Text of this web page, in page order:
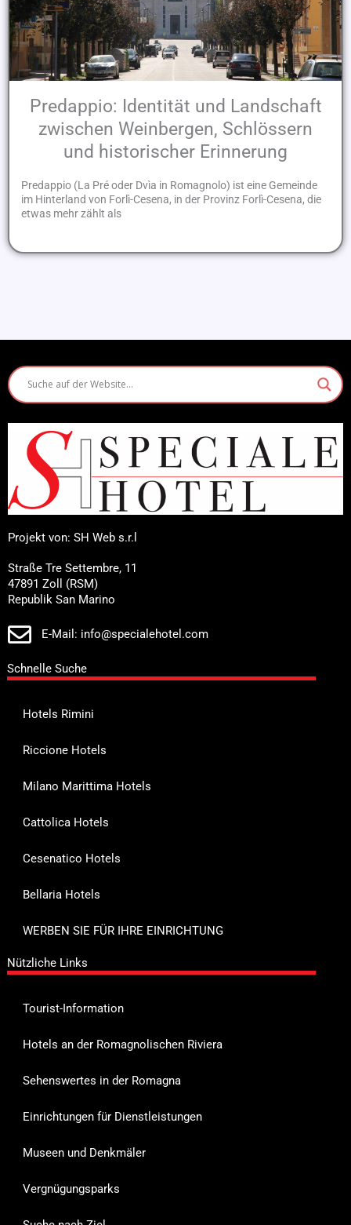
Predappio: Identität und Landschaft
zwischen Weinbergen, Schlössern
und historischer Erinnerung
Predappio (La Pré oder Dvìa in Romagnolo) ist eine Gemeinde
im Hinterland von Forlì-Cesena, in der Provinz Forlì-Cesena, die
etwas mehr zählt als
Projekt von: SH Web s.r.l
Straße Tre Settembre, 11
47891 Zoll (RSM)
Republik San Marino
E-Mail: info@specialehotel.com
Schnelle Suche
Hotels Rimini
Riccione Hotels
Milano Marittima Hotels
Cattolica Hotels
Cesenatico Hotels
Bellaria Hotels
WERBEN SIE FÜR IHRE EINRICHTUNG
Nützliche Links
Tourist-Information
Hotels an der Romagnolischen Riviera
Sehenswertes in der Romagna
Einrichtungen für Dienstleistungen
Museen und Denkmäler
Vergnügungsparks